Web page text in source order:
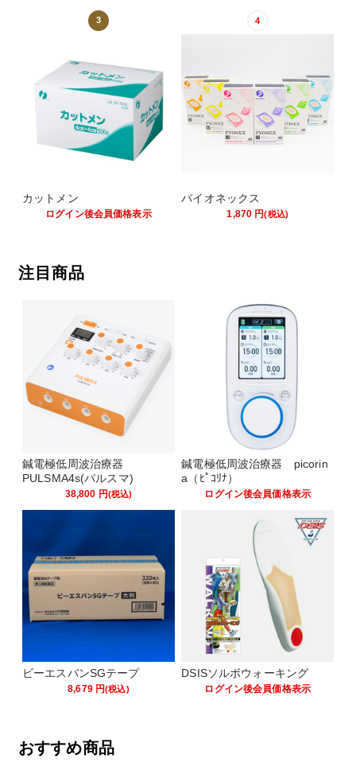
3
カットメン
ログイン後会員価格表示
4
パイオネックス
1,870 円(税込)
注目商品
鍼電極低周波治療器
PULSMA4s(パルスマ)
38,800 円(税込)
鍼電極低周波治療器 picorin
a（ﾋﾟｺﾘﾅ）
ログイン後会員価格表示
ビーエスバンSGテープ
8,679円(税込)
DSISソルボウォーキング
ログイン後会員価格表示
おすすめ商品